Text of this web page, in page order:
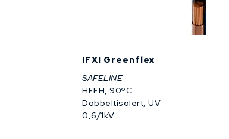
IFXI Greenflex
SAFELINE
HFFH, 90ºC
Dobbeltisolert, UV
0,6/1kV